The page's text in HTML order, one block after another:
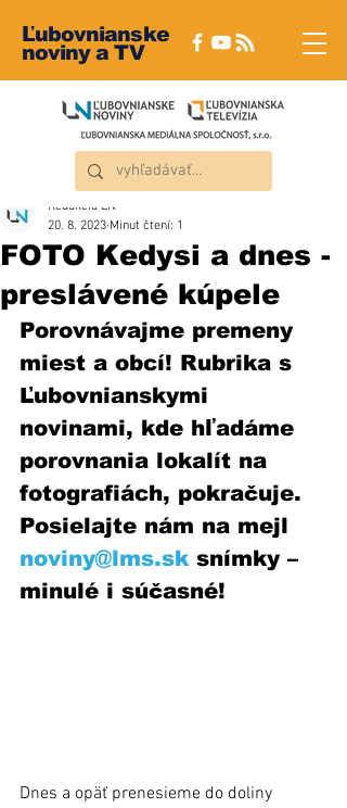
Ľubovnianske
noviny a TV
FOTO Kedysi a dnes -
preslávené kúpele
Redakcia ĽN
20. 8. 2023 Minut čtení: 1
Porovnávajme premeny
miest a obcí! Rubrika s
Ľubovnianskymi
novinami, kde hľadáme
porovnania lokalít na
fotografiách, pokračuje.
Posielajte nám na mejl
noviny@lms.sk snímky –
minulé i súčasné!
Dnes a opäť prenesieme do doliny